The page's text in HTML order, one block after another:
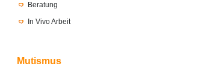
Beratung
In Vivo Arbeit
Mutismus